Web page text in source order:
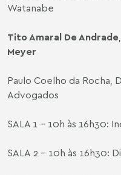
Watanabe
Tito Amaral De Andrade
Meyer
Paulo Coelho da Rocha,
Advogados
SALA 1 – 10h às 16h30:
SALA 2 – 10h às 16h30: